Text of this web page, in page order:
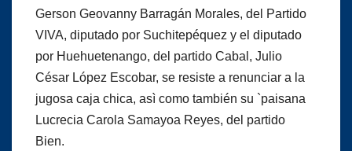
Gerson Geovanny Barragán Morales, del Partido
VIVA, diputado por Suchitepéquez y el diputado
por Huehuetenango, del partido Cabal, Julio
César López Escobar, se resiste a renunciar a la
jugosa caja chica, asì como también su `paisana
Lucrecia Carola Samayoa Reyes, del partido
Bien.